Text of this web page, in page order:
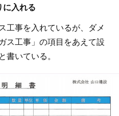
に入れる
工事を入れているが、ダメ
ス工事」の項目をあえて設
いている。